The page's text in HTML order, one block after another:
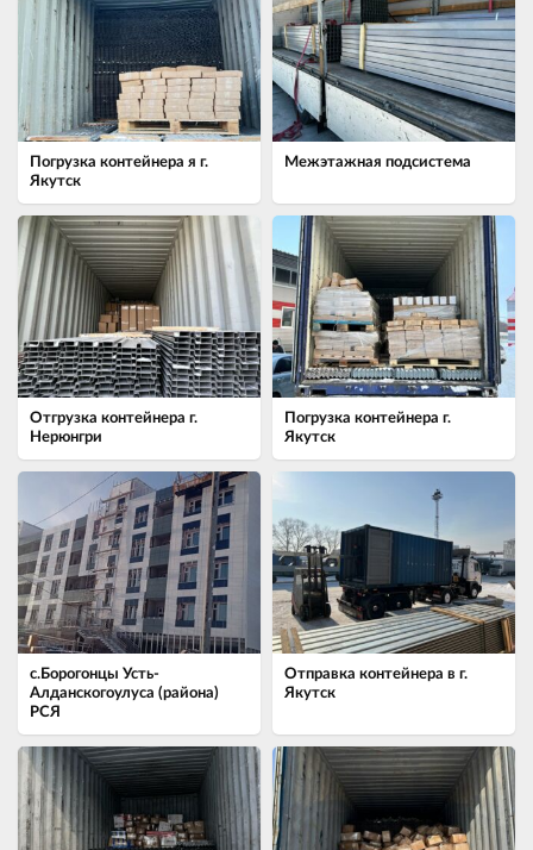
Погрузка контейнера я г.
Якутск
Межэтажная подсистема
Отгрузка контейнера г.
Нерюнгри
Погрузка контейнера г.
Якутск
с.Борогонцы Усть-
Алданскогоулуса (района)
РСЯ
Отправка контейнера в г.
Якутск